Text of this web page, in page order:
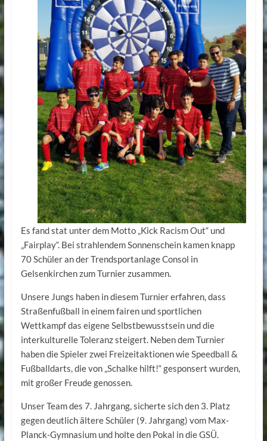
Es fand stat unter dem Motto „Kick Racism Out“ und
„Fairplay“. Bei strahlendem Sonnenschein kamen knapp
70 Schüler an der Trendsportanlage Consol in
Gelsenkirchen zum Turnier zusammen.
Unsere Jungs haben in diesem Turnier erfahren, dass
Straßenfußball in einem fairen und sportlichen
Wettkampf das eigene Selbstbewusstsein und die
interkulturelle Toleranz steigert. Neben dem Turnier
haben die Spieler zwei Freizeitaktionen wie Speedball &
Fußballdarts, die von „Schalke hilft!“ gesponsert wurden,
mit großer Freude genossen.
Unser Team des 7. Jahrgang, sicherte sich den 3. Platz
gegen deutlich ältere Schüler (9. Jahrgang) vom Max-
Planck-Gymnasium und holte den Pokal in die GSÜ.